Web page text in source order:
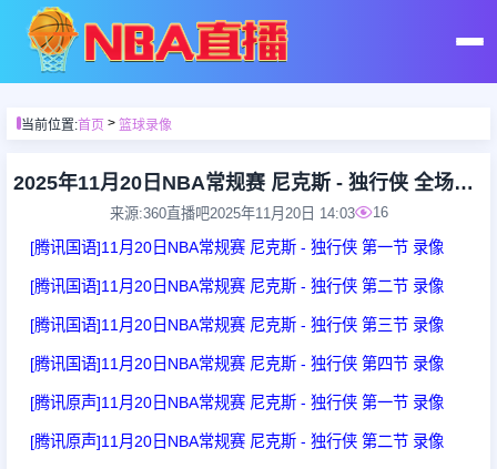
首页
足球直播
篮球直播
篮球录像
足球集锦
当前位置:首页> 篮球录像
2025年11月20日NBA常规赛 尼克斯 - 独行侠 全场录像
来源:360直播吧2025年11月20日 14:03 16
[腾讯国语]11月20日NBA常规赛 尼克斯 - 独行侠 第一节 录像
[腾讯国语]11月20日NBA常规赛 尼克斯 - 独行侠 第二节 录像
[腾讯国语]11月20日NBA常规赛 尼克斯 - 独行侠 第三节 录像
[腾讯国语]11月20日NBA常规赛 尼克斯 - 独行侠 第四节 录像
[腾讯原声]11月20日NBA常规赛 尼克斯 - 独行侠 第一节 录像
[腾讯原声]11月20日NBA常规赛 尼克斯 - 独行侠 第二节 录像